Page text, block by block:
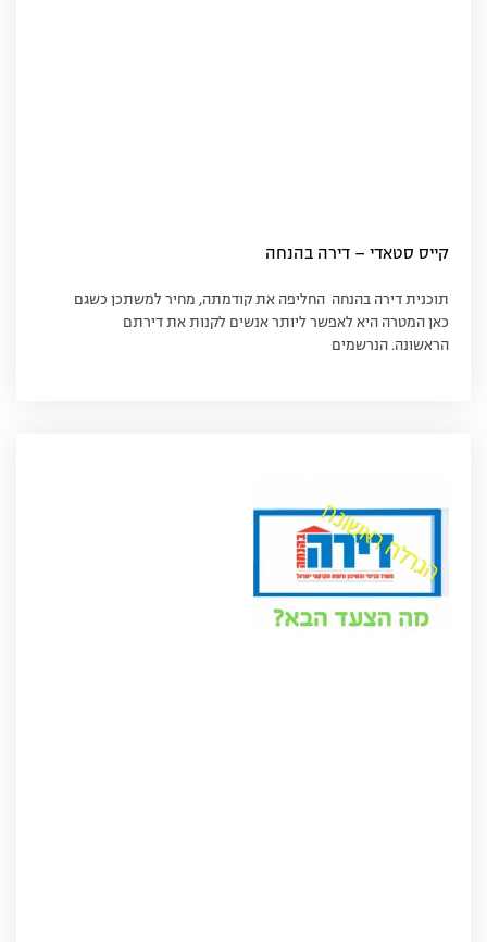
קייס סטאדי – דירה בהנחה
תוכנית דירה בהנחה החליפה את קודמתה, מחיר למשתכן כשגם
כאן המטרה היא לאפשר ליותר אנשים לקנות את דירתם
הראשונה. הנרשמים